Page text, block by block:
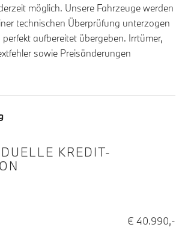
möglich. Unsere Fahrzeuge werden
technischen Überprüfung unterzogen
aufbereitet übergeben. Irrtümer,
sowie Preisänderungen
KREDIT-
€ 40.990,-